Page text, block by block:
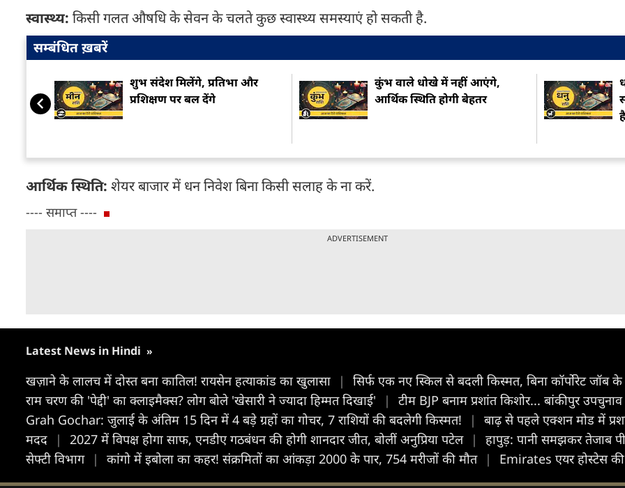
स्वास्थ्य: किसी गलत औषधि के सेवन के चलते कुछ स्वास्थ्य समस्याएं हो सकती है.
सम्बंधित ख़बरें
शुभ संदेश मिलेंगे, प्रतिभा और
प्रशिक्षण पर बल देंगे
कुंभ वाले धोखे में नहीं आएंगे,
आर्थिक स्थिति होगी बेहतर
आर्थिक स्थिति: शेयर बाजार में धन निवेश बिना किसी सलाह के ना करें.
---- समाप्त ----
ADVERTISEMENT
Latest News in Hindi »
खज़ाने के लालच में दोस्त बना कातिल! रायसेन हत्याकांड का खुलासा | सिर्फ एक नए स्किल से बदली किस्मत, बिना कॉर्पोरेट जॉब
राम चरण की 'पेद्दी' का क्लाइमैक्स? लोग बोले 'खेसारी ने ज्यादा हिम्मत दिखाई'
| टीम BJP बनाम प्रशांत किशोर... बांकीपुर
Grah Gochar: जुलाई के अंतिम 15 दिन में 4 बड़े ग्रहों का गोचर, 7 राशियों की बदलेगी किस्मत!
|
बाढ़ से पहले एक्शन मोड में
मदद
| 2027 में विपक्ष होगा साफ, एनडीए गठबंधन की होगी शानदार जीत, बोलीं अनुप्रिया पटेल |
हापुड़: पानी समझकर तेजाब
सेफ्टी विभाग | कांगो में इबोला का कहर! संक्रमितों का आंकड़ा 2000 के पार, 754 मरीजों की मौत | Emirates एयर होस्टेस की